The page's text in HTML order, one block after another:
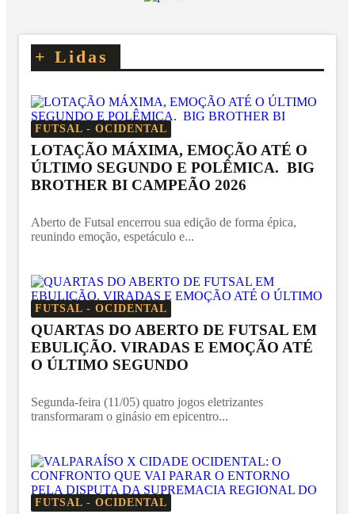
+ Lidas
FUTSAL - OCIDENTAL
LOTAÇÃO MÁXIMA, EMOÇÃO ATÉ O
ÚLTIMO SEGUNDO E POLÊMICA. BIG
BROTHER BI CAMPEÃO 2026
Aberto de Futsal encerrou sua edição de forma épica,
reunindo emoção, espetáculo e...
FUTSAL - OCIDENTAL
QUARTAS DO ABERTO DE FUTSAL EM
EBULIÇÃO. VIRADAS E EMOÇÃO ATÉ
O ÚLTIMO SEGUNDO
Segunda-feira (11/05) quatro jogos eletrizantes
transformaram o ginásio em epicentro...
FUTSAL - OCIDENTAL